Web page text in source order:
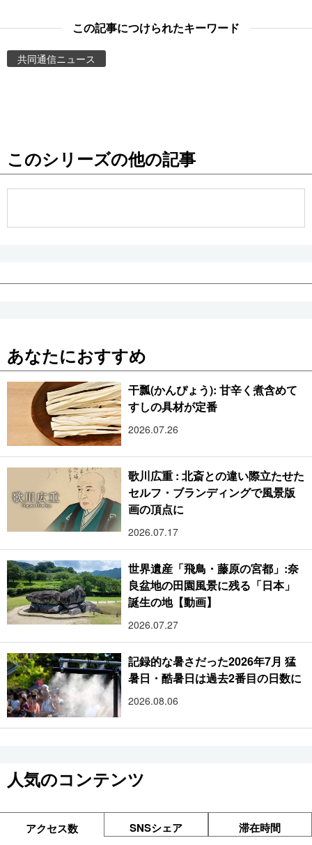
スポーツ・東京2020
Topics
Images
お知らせ
公式SNS
この記事につけられたキーワード
共同通信ニュース
このシリーズの他の記事
あなたにおすすめ
干瓢(かんぴょう): 甘辛く煮含めて
すしの具材が定番
2026.07.26
歌川広重 : 北斎との違い際立たせた
セルフ・ブランディングで風景版
画の頂点に
2026.07.17
世界遺産「飛鳥・藤原の宮都」:奈
良盆地の田園風景に残る「日本」
誕生の地【動画】
2026.07.27
記録的な暑さだった2026年7月 猛
暑日・酷暑日は過去2番目の日数に
2026.08.06
人気のコンテンツ
アクセス数 SNSシェア 滞在時間